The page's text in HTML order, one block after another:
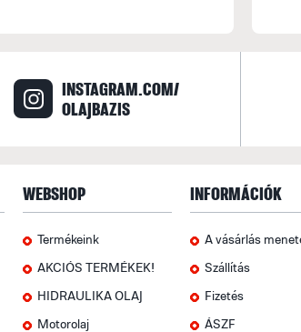
INSTAGRAM.COM/
OLAJBAZIS
WEBSHOP
Termékeink
AKCIÓS TERMÉKEK!
HIDRAULIKA OLAJ
Motorolaj
INFORMÁCIÓK
A vásárlás
Szállítás
Fizetés
ÁSZF